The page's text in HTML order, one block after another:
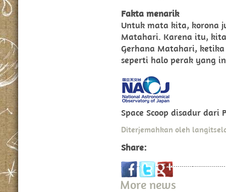
Fakta menarik
Untuk mata kita, korona
Matahari. Karena itu,
Gerhana Matahari,
seperti halo perak yang
Space Scoop disadur dari
Diterjemahkan oleh
Share:
More news